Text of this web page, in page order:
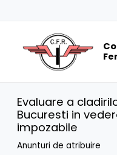
Evaluare a
Bucuresti in
impozabile
Anunturi de atribuire